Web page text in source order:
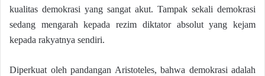
kualitas demokrasi yang sangat akut. Tampak sekali demokrasi
sedang mengarah kepada rezim diktator absolut yang kejam
kepada rakyatnya sendiri.
Diperkuat oleh pandangan Aristoteles, bahwa demokrasi adalah